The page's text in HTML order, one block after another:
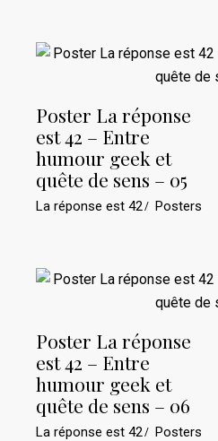
Poster La réponse
est 42 – Entre
humour geek et
quête de sens – 05
La réponse est 42 Posters
Poster La réponse
est 42 – Entre
humour geek et
quête de sens – 06
La réponse est 42 Posters